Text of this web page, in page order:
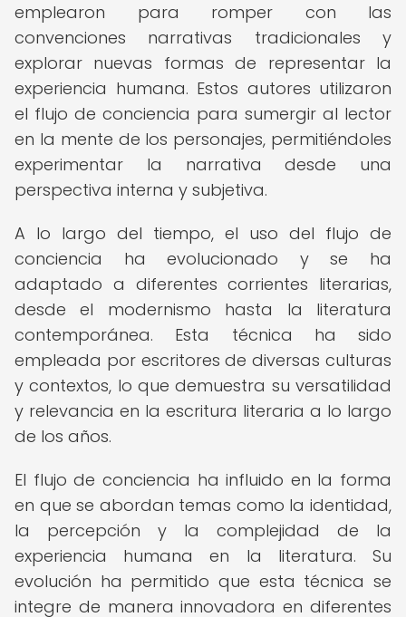
emplearon para romper con las
convenciones narrativas tradicionales y
explorar nuevas formas de representar la
experiencia humana. Estos autores utilizaron
el flujo de conciencia para sumergir al lector
en la mente de los personajes, permitiéndoles
experimentar la narrativa desde una
perspectiva interna y subjetiva.
A lo largo del tiempo, el uso del flujo de
conciencia ha evolucionado y se ha
adaptado a diferentes corrientes literarias,
desde el modernismo hasta la literatura
contemporánea. Esta técnica ha sido
empleada por escritores de diversas culturas
y contextos, lo que demuestra su versatilidad
y relevancia en la escritura literaria a lo largo
de los años.
El flujo de conciencia ha influido en la forma
en que se abordan temas como la identidad,
la percepción y la complejidad de la
experiencia humana en la literatura. Su
evolución ha permitido que esta técnica se
integre de manera innovadora en diferentes